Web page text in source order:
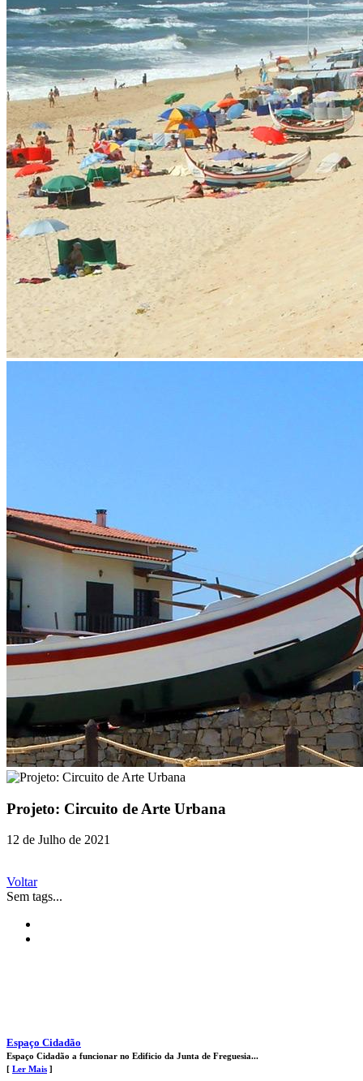
Projeto: Circuito de Arte Urbana
12 de Julho de 2021
Voltar
Sem tags...
Espaço Cidadão
Espaço Cidadão a funcionar no Edificio da Junta de Freguesia...
[ Ler Mais ]